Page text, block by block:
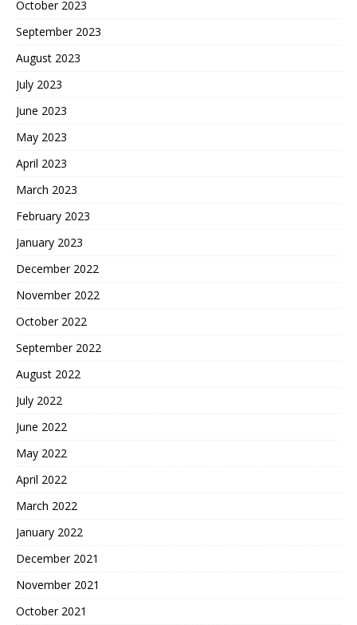
October 2023
September 2023
August 2023
July 2023
June 2023
May 2023
April 2023
March 2023
February 2023
January 2023
December 2022
November 2022
October 2022
September 2022
August 2022
July 2022
June 2022
May 2022
April 2022
March 2022
January 2022
December 2021
November 2021
October 2021